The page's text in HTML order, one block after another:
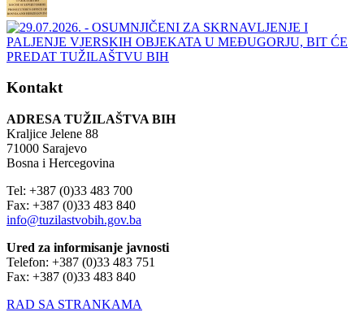
Kontakt
ADRESA TUŽILAŠTVA BIH
Kraljice Jelene 88
71000 Sarajevo
Bosna i Hercegovina
Tel: +387 (0)33 483 700
Fax: +387 (0)33 483 840
info@tuzilastvobih.gov.ba
Ured za informisanje javnosti
Telefon: +387 (0)33 483 751
Fax: +387 (0)33 483 840
RAD SA STRANKAMA